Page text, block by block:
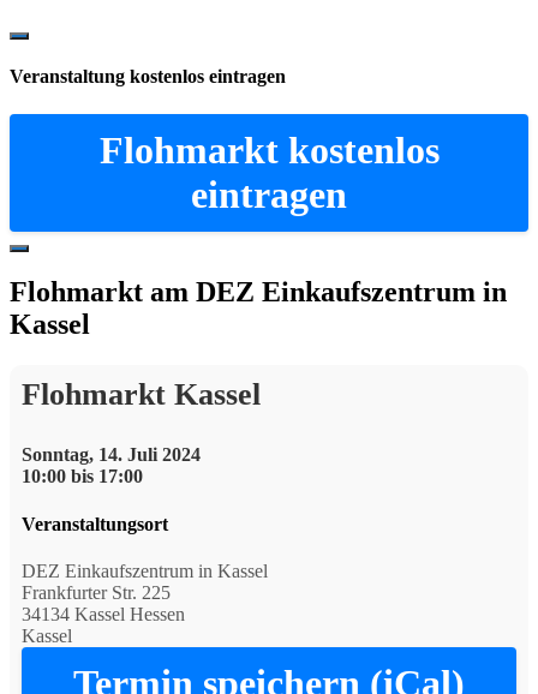
Show
Content
Veranstaltung kostenlos eintragen
Flohmarkt kostenlos
eintragen
Hide
Content
Flohmarkt am DEZ Einkaufszentrum in
Kassel
Flohmarkt Kassel
Sonntag, 14. Juli 2024
10:00 bis 17:00
Veranstaltungsort
DEZ Einkaufszentrum in Kassel
Frankfurter Str. 225
34134 Kassel Hessen
Kassel
Termin speichern (iCal)